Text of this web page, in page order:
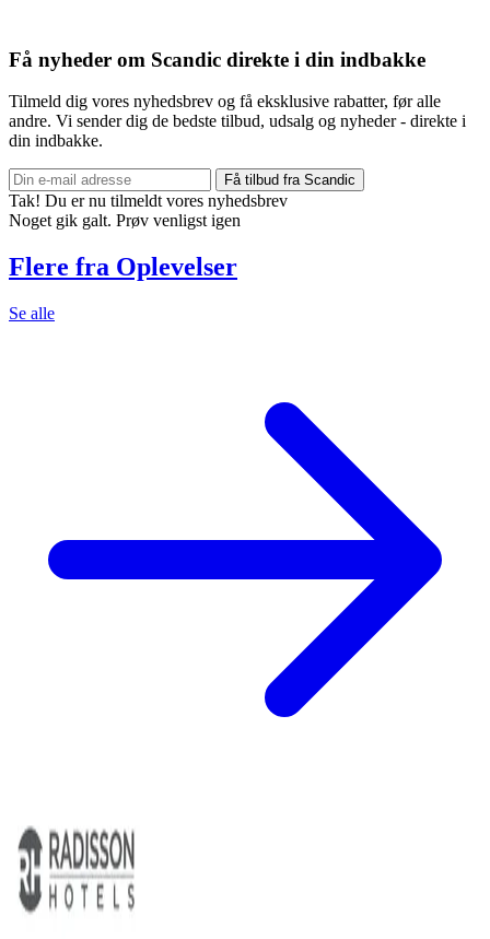
Få nyheder om Scandic direkte i din indbakke
Tilmeld dig vores nyhedsbrev og få eksklusive rabatter, før alle
andre. Vi sender dig de bedste tilbud, udsalg og nyheder - direkte i
din indbakke.
Få tilbud fra Scandic
Tak! Du er nu tilmeldt vores nyhedsbrev
Noget gik galt. Prøv venligst igen
Flere fra Oplevelser
Se alle